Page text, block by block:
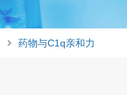
药物与C1q亲和力